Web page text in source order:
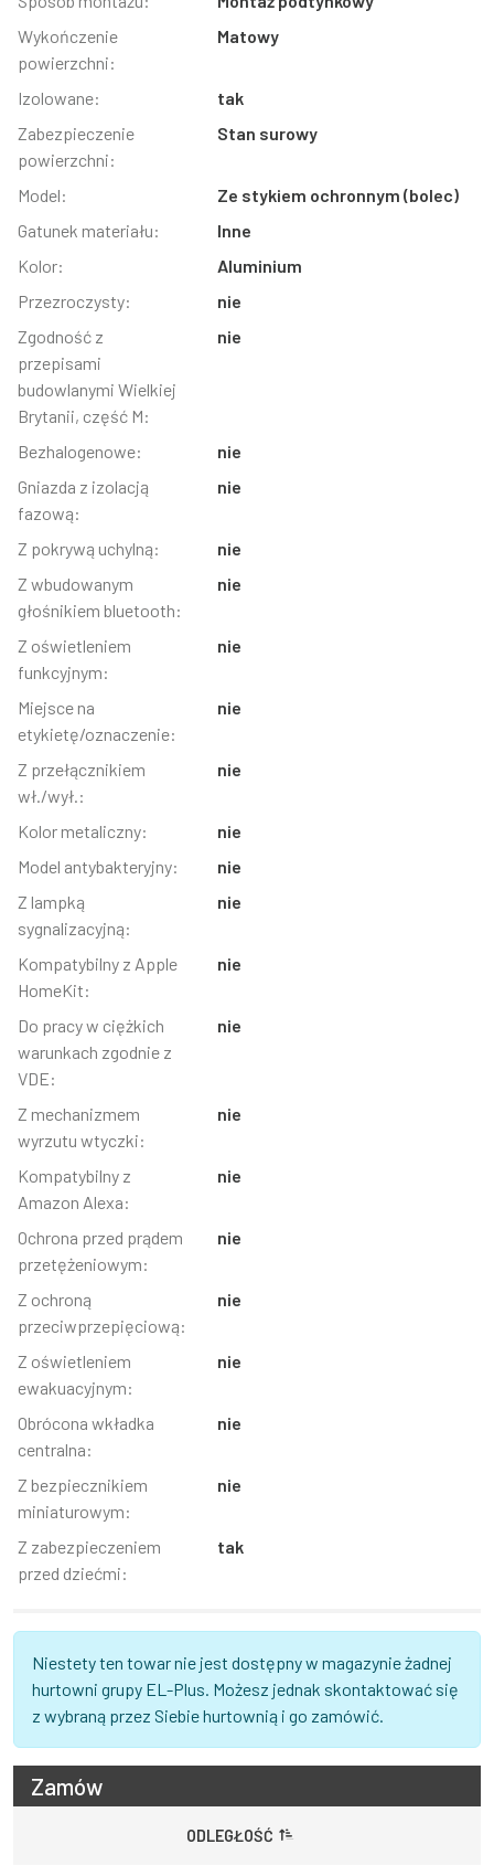
Wykończenie
powierzchni:
Matowy
Izolowane:
tak
Zabezpieczenie
powierzchni:
Stan surowy
Model:
Ze stykiem ochronnym (bolec)
Gatunek materiału:
Inne
Kolor:
Aluminium
Przezroczysty:
nie
Zgodność z
przepisami
budowlanymi Wielkiej
Brytanii, część M:
nie
Bezhalogenowe:
nie
Gniazda z izolacją
fazową:
nie
Z pokrywą uchylną:
nie
Z wbudowanym
głośnikiem bluetooth:
nie
Z oświetleniem
funkcyjnym:
nie
Miejsce na
etykietę/oznaczenie:
nie
Z przełącznikiem
wł./wył.:
nie
Kolor metaliczny:
nie
Model antybakteryjny:
nie
Z lampką
sygnalizacyjną:
nie
Kompatybilny z Apple
HomeKit:
nie
Do pracy w ciężkich
warunkach zgodnie z
VDE:
nie
Z mechanizmem
wyrzutu wtyczki:
nie
Kompatybilny z
Amazon Alexa:
nie
Ochrona przed prądem
przetężeniowym:
nie
Z ochroną
przeciwprzepięciową:
nie
Z oświetleniem
ewakuacyjnym:
nie
Obrócona wkładka
centralna:
nie
Z bezpiecznikiem
miniaturowym:
nie
Z zabezpieczeniem
przed dziećmi:
tak
Niestety ten towar nie jest dostępny w magazynie żadnej
hurtowni grupy EL-Plus. Możesz jednak skontaktować się
z wybraną przez Siebie hurtownią i go zamówić.
Zamów
ODLEGŁOŚĆ